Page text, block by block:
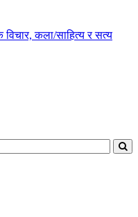
विचार, कला/साहित्य र सत्य